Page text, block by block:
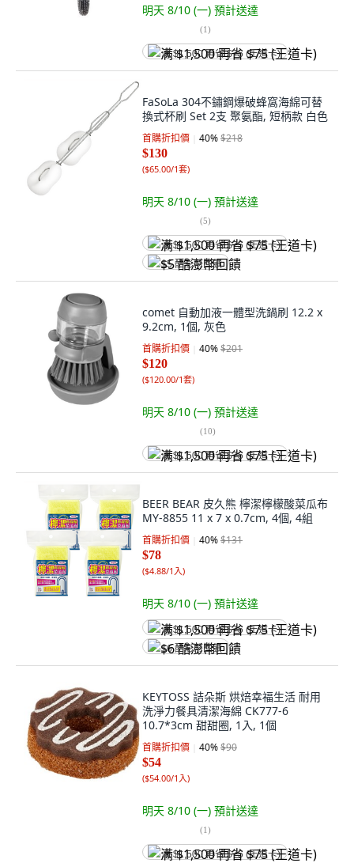
明天 8/10 (一) 預計送達
(1)
满 $1,500 再省 $75 (王道卡)
FaSoLa 304不鏽鋼爆破蜂窩海綿可替
換式杯刷 Set 2支 聚氨酯, 短柄款 白色
首購折扣價 40%$218
$130
($65.00/1套)
明天 8/10 (一) 預計送達
(5)
满 $1,500 再省 $75 (王道卡)
$5 酷澎幣回饋
comet 自動加液一體型洗鍋刷 12.2 x
9.2cm, 1個, 灰色
首購折扣價 40%$201
$120
($120.00/1套)
明天 8/10 (一) 預計送達
(10)
满 $1,500 再省 $75 (王道卡)
BEER BEAR 皮久熊 檸潔檸檬酸菜瓜布
MY-8855 11 x 7 x 0.7cm, 4個, 4組
首購折扣價 40%$131
$78
($4.88/1入)
明天 8/10 (一) 預計送達
满 $1,500 再省 $75 (王道卡)
$6 酷澎幣回饋
KEYTOSS 詰朵斯 烘焙幸福生活 耐用
洗淨力餐具清潔海綿 CK777-6
10.7*3cm 甜甜圈, 1入, 1個
首購折扣價 40%$90
$54
($54.00/1入)
明天 8/10 (一) 預計送達
(1)
满 $1,500 再省 $75 (王道卡)